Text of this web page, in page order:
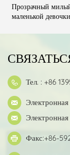
Прозрачный
маленькой девочки
Тел. : +86
Электронная
Электронная
Факс:+86-